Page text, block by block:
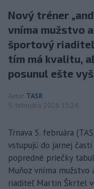
Nový tréner
vníma mužstvo
športový
tím má kvalitu,
posunul ešte
Autor TASR
5. februára 2026 15:24
Trnava 5. februára
vstupujú do jarnej
popredné priečky
Muňoz vníma
riaditeľ Martin Škrtel